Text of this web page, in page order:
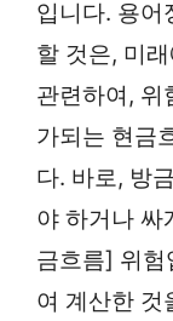
입니다. 용어
할 것은, 미
관련하여, 위
가되는 현금
다. 바로, 방
야 하거나 싸
금흐름] 위험
여 계산한 것